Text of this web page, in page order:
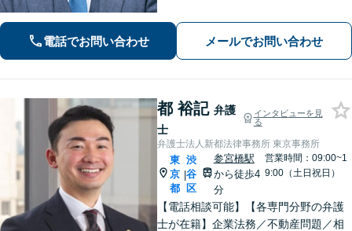
応いたします。
電話でお問い合わせ メールでお問い合わせ
都 裕記 弁護
士
インタビューを見
る
弁護士法人新都法律事務所 東京事務所
東
京
都
|
渋
谷
区
参宮橋駅
から徒歩4
分
営業時間：09:00~1
9:00（土日祝日）
【電話相談可能】【各専門分野の弁護
士が在籍】企業法務／不動産問題／相